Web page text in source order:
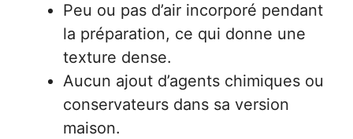
Peu ou pas d’air incorporé pendant
la préparation, ce qui donne une
texture dense.
Aucun ajout d’agents chimiques ou
conservateurs dans sa version
maison.